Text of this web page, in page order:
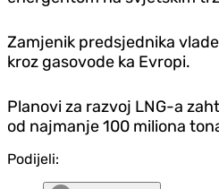
Zamjenik predsjednika
kroz gasovode ka Evropi.
Planovi za razvoj LNG-a
od najmanje 100 miliona
Podijeli: